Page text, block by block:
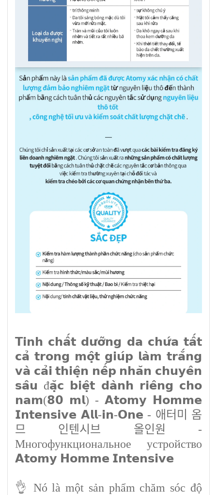
𝗧𝗶𝗻𝗵 𝗰𝗵𝗮̂́𝘁 𝗱𝘂̛𝗼̛̃𝗻𝗴 𝗱𝗮 𝗰𝗵𝘂̛́𝗮 𝘁𝗮̂́𝘁
𝗰𝗮̉ 𝘁𝗿𝗼𝗻𝗴 𝗺𝗼̣̂𝘁 𝗴𝗶𝘂́𝗽 𝗹𝗮̀𝗺 𝘁𝗿𝗮̆́𝗻𝗴
𝘃𝗮̀ 𝗰𝗮̉𝗶 𝘁𝗵𝗶𝗲̣̂𝗻 𝗻𝗲̂́𝗽 𝗻𝗵𝗮̆𝗻 𝗰𝗵𝘂𝘆𝗲̂𝗻
𝘀𝗮̂𝘂 đ𝗮̣̆𝗰 𝗯𝗶𝗲̣̂𝘁 𝗱𝗮̀𝗻𝗵 𝗿𝗶𝗲̂𝗻𝗴 𝗰𝗵𝗼
𝗻𝗮𝗺(𝟴𝟬 𝗺𝗹) - 𝗔𝘁𝗼𝗺𝘆 𝗛𝗼𝗺𝗺𝗲
𝗜𝗻𝘁𝗲𝗻𝘀𝗶𝘃𝗲 𝗔𝗹𝗹-𝗶𝗻-𝗢𝗻𝗲 - 애터미 옴
므 인텐시브 올인원 -
Многофункциональное устройство
𝗔𝘁𝗼𝗺𝘆 𝗛𝗼𝗺𝗺𝗲 𝗜𝗻𝘁𝗲𝗻𝘀𝗶𝘃𝗲
👌 Nó là một sản phẩm chăm sóc độ